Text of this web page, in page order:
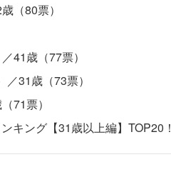
（80票）
41歳（77票）
31歳（73票）
71票）
キング【31歳以上編】TOP20！